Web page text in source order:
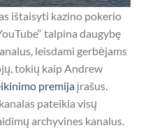
ištaisyti kazino pokerio
talpina daugybę
leisdami gerbėjams
tokių kaip Andrew
premija įrašus.
pateikia visų
archyvines kanalus.